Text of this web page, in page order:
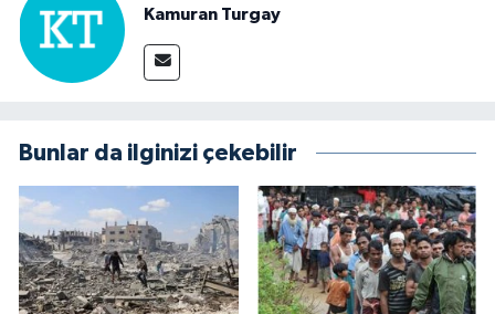
Kamuran Turgay
Bunlar da ilginizi çekebilir